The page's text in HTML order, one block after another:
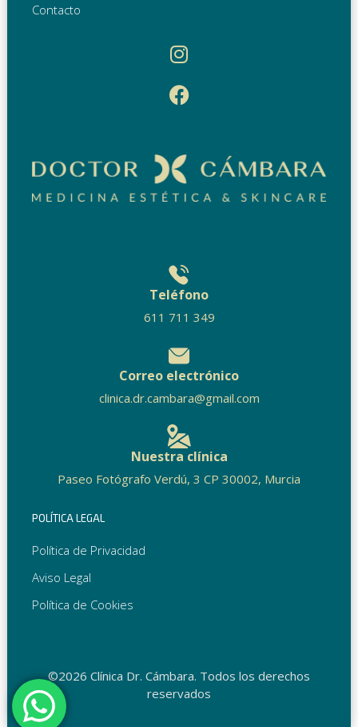
Contacto
Teléfono
611 711 349
Correo electrónico
clinica.dr.cambara@gmail.com
Nuestra clínica
Paseo Fotógrafo Verdú, 3 CP 30002, Murcia
POLÍTICA LEGAL
Política de Privacidad
Aviso Legal
Política de Cookies
©2026 Clínica Dr. Cámbara. Todos los derechos
reservados